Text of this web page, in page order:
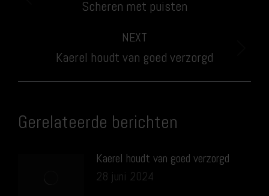
navigationPrevious
post:
Scheren met puisten
NEXT
Next
post:
Kaerel houdt van goed verzorgd
Gerelateerde berichten
Kaerel houdt van goed verzorgd
28 juni 2024